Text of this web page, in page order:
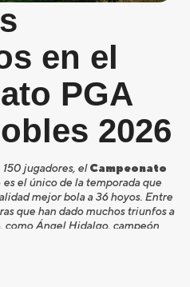
en el
PGA
2026
jugadores, elCampeonato
es el único de la temporada que
mejor bola a 36 hoyos. Entre
que han dado muchos triunfos a
como Ángel Hidalgo, campeón